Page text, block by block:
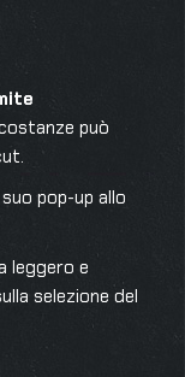
può
pop-up allo
leggero e
selezione del